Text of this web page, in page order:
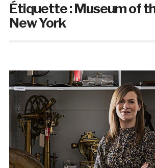
Étiquette :Museum of
New York